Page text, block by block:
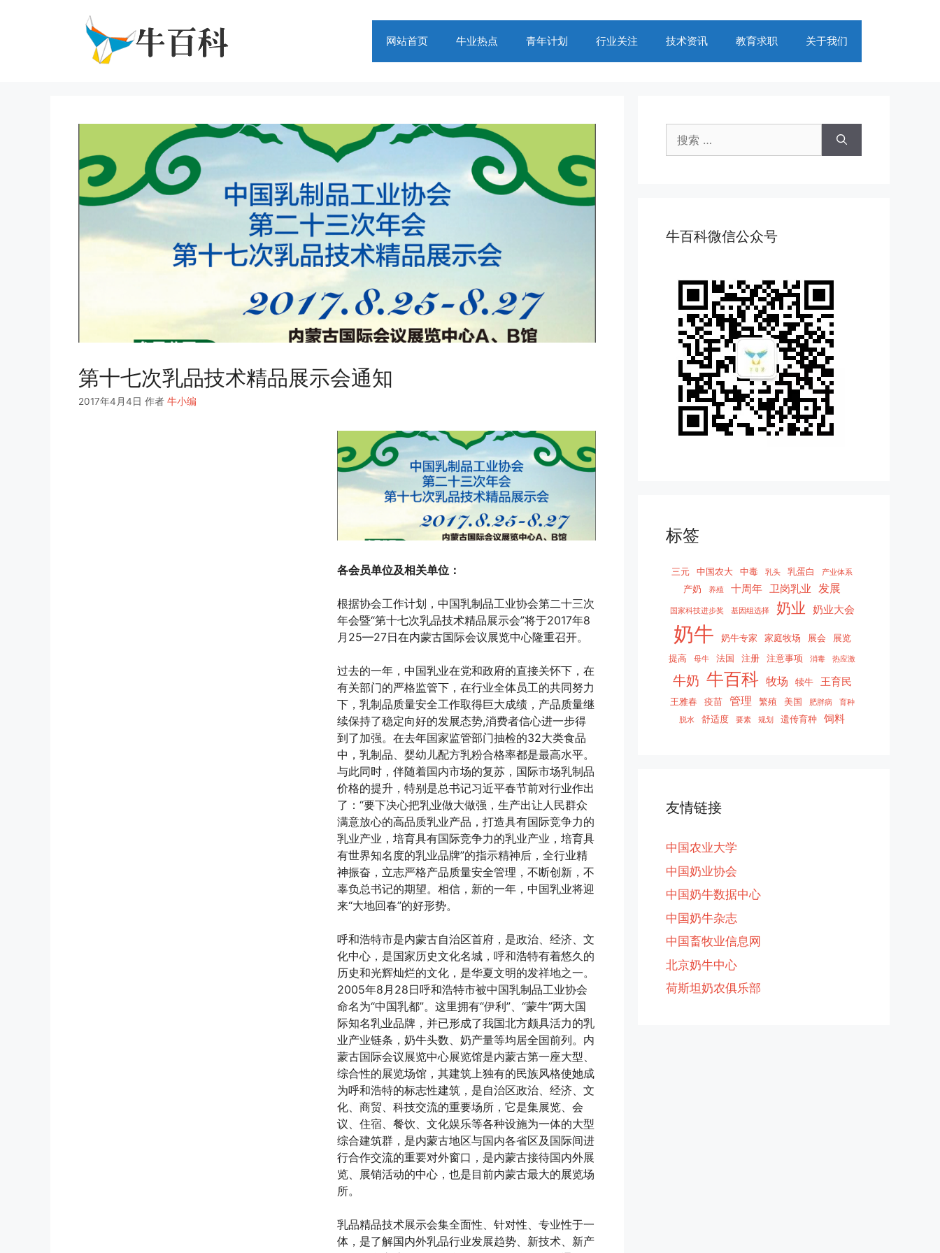
网站首页 牛业热点 青年计划 行业关注 技术资讯 教育求职 关于我们
第十七次乳品技术精品展示会通知
2017年4月4日 作者 牛小编
各会员单位及相关单位：
根据协会工作计划，中国乳制品工业协会第二十三次
年会暨“第十七次乳品技术精品展示会”将于2017年8
月25—27日在内蒙古国际会议展览中心隆重召开。
过去的一年，中国乳业在党和政府的直接关怀下，在
有关部门的严格监管下，在行业全体员工的共同努力
下，乳制品质量安全工作取得巨大成绩，产品质量继
续保持了稳定向好的发展态势,消费者信心进一步得
到了加强。在去年国家监管部门抽检的32大类食品
中，乳制品、婴幼儿配方乳粉合格率都是最高水平。
与此同时，伴随着国内市场的复苏，国际市场乳制品
价格的提升，特别是总书记习近平春节前对行业作出
了：“要下决心把乳业做大做强，生产出让人民群众
满意放心的高品质乳业产品，打造具有国际竞争力的
乳业产业，培育具有国际竞争力的乳业产业，培育具
有世界知名度的乳业品牌”的指示精神后，全行业精
神振奋，立志严格产品质量安全管理，不断创新，不
辜负总书记的期望。相信，新的一年，中国乳业将迎
来“大地回春”的好形势。
呼和浩特市是内蒙古自治区首府，是政治、经济、文
化中心，是国家历史文化名城，呼和浩特有着悠久的
历史和光辉灿烂的文化，是华夏文明的发祥地之一。
2005年8月28日呼和浩特市被中国乳制品工业协会
命名为“中国乳都”。这里拥有“伊利”、“蒙牛”两大国
际知名乳业品牌，并已形成了我国北方颇具活力的乳
业产业链条，奶牛头数、奶产量等均居全国前列。内
蒙古国际会议展览中心展览馆是内蒙古第一座大型、
综合性的展览场馆，其建筑上独有的民族风格使她成
为呼和浩特的标志性建筑，是自治区政治、经济、文
化、商贸、科技交流的重要场所，它是集展览、会
议、住宿、餐饮、文化娱乐等各种设施为一体的大型
综合建筑群，是内蒙古地区与国内各省区及国际间进
行合作交流的重要对外窗口，是内蒙古接待国内外展
览、展销活动的中心，也是目前内蒙古最大的展览场
所。
乳品精品技术展示会集全面性、针对性、专业性于一
体，是了解国内外乳品行业发展趋势、新技术、新产
索：
牛百科微信公众号
标签
三元 中国农大 中毒 乳头 乳蛋白 产业体系
产奶 养殖 十周年 卫岗乳业 发展
国家科技进步奖 基因组选择 奶业 奶业大会
奶牛 奶牛专家 家庭牧场 展会
展览
提高
母牛 法国 注册 注意事项 消毒 热应激
牛奶 牛百科 牧场 犊牛 王育民
王雅春 疫苗 管理 繁殖 美国 肥胖病
育种
脱水
舒适度 要素 规划 遗传育种 饲料
友情链接
中国农业大学
中国奶业协会
中国奶牛数据中心
中国奶牛杂志
中国畜牧业信息网
北京奶牛中心
荷斯坦奶农俱乐部